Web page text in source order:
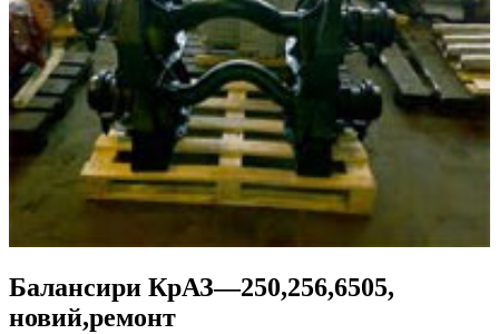
Балансири КрАЗ—250,256,6505,
новий,ремонт